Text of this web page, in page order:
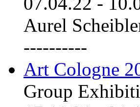
Aurel
----------
Art Cologne
Group